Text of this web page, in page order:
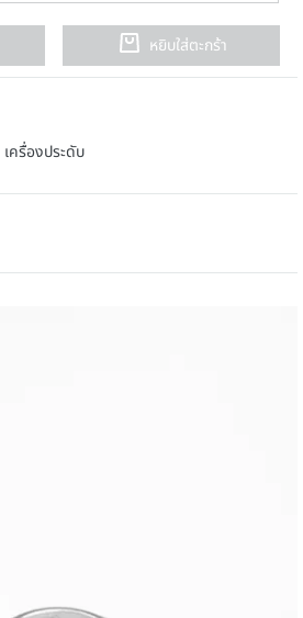
หยิบใส่ตะกร้า
เครื่องประดับ